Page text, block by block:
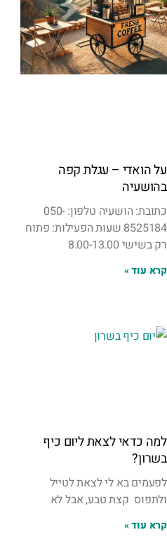
על הואדי – עגלת קפה
בהושעיה
כתובת: הושעיה טלפון: 050-
8525184 שעות הפעילות: פתוח
רק בשישי 8.00-13.00
קרא עוד »
למה כדאי לצאת ליום כיף
בשרון?
לפעמים בא לי לצאת לטייל
ולתפוס קצת טבע, אבל לא
קרא עוד »